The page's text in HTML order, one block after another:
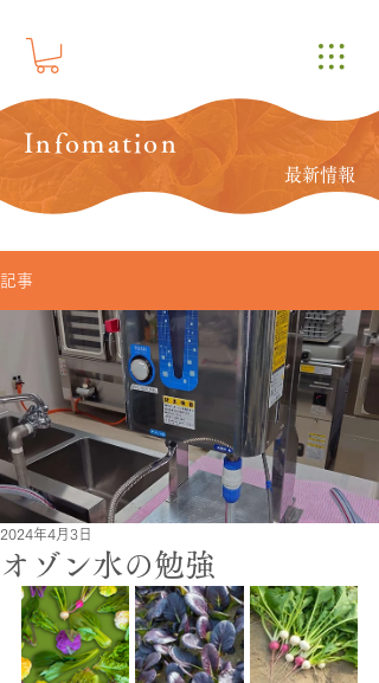
Infomation
最新情報
記事
オゾン水の勉強
2024年4月3日